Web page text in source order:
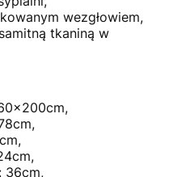
wezgłowiem,
tkaniną w
36cm,